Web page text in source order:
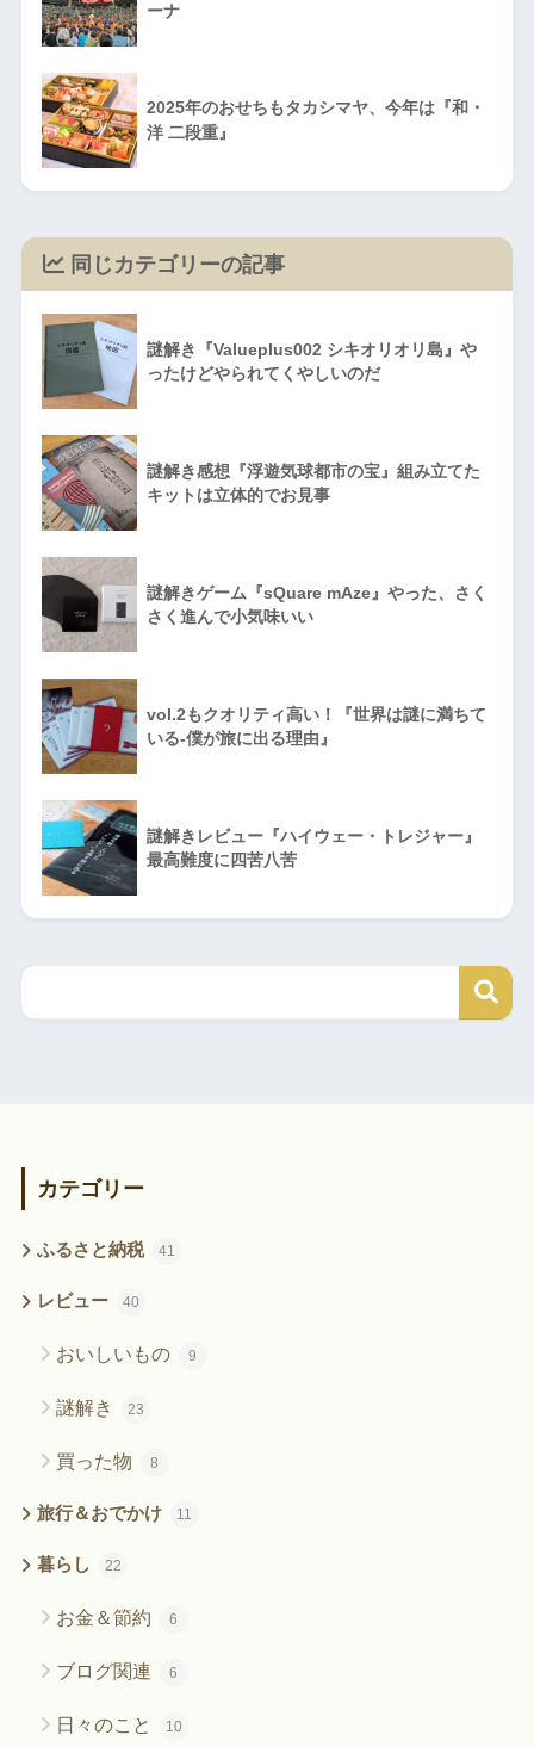
ーナ
2025年のおせちもタカシマヤ、今年は『和・
洋 二段重』
同じカテゴリーの記事
謎解き『Valueplus002 シキオリオリ島』や
ったけどやられてくやしいのだ
謎解き感想『浮遊気球都市の宝』組み立てた
キットは立体的でお見事
謎解きゲーム『sQuare mAze』やった、さく
さく進んで小気味いい
vol.2もクオリティ高い！『世界は謎に満ちて
いる‐僕が旅に出る理由』
謎解きレビュー『ハイウェー・トレジャー』
最高難度に四苦八苦
カテゴリー
ふるさと納税 41
レビュー 40
おいしいもの 9
謎解き 23
買った物 8
旅行＆おでかけ 11
暮らし 22
お金＆節約 6
ブログ関連 6
日々のこと 10